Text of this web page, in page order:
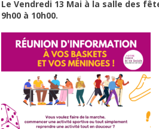
Le Vendredi 13 Mai à la salle des
9h00 à 10h00.